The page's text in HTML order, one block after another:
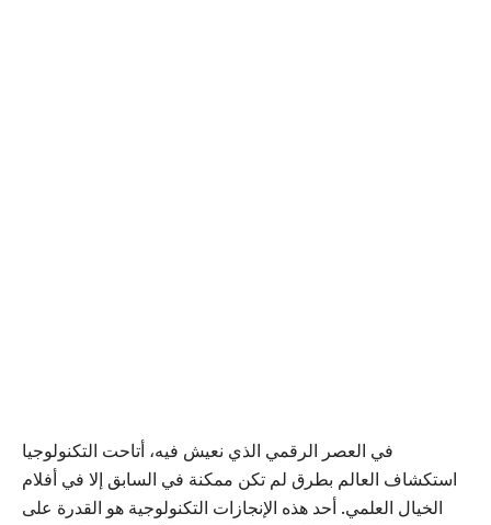
في العصر الرقمي الذي نعيش فيه، أتاحت التكنولوجيا
استكشاف العالم بطرق لم تكن ممكنة في السابق إلا في أفلام
الخيال العلمي. أحد هذه الإنجازات التكنولوجية هو القدرة على